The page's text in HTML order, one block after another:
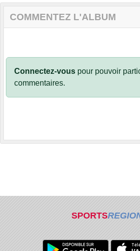
COMMENTEZ L'ALBUM
Connectez-vous pour pouvoir
commentaires.
SPORTS